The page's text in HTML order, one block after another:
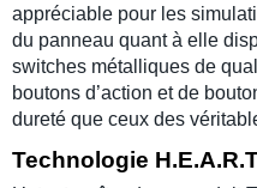
appréciable pour les
du panneau quant à elle
switches métalliques de
boutons d’action et de
dureté que ceux des
Technologie